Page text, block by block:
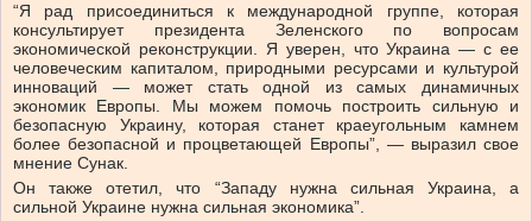
“Я рад присоединиться к международной группе, которая
консультирует президента Зеленского по вопросам
экономической реконструкции. Я уверен, что Украина — с ее
человеческим капиталом, природными ресурсами и культурой
инноваций — может стать одной из самых динамичных
экономик Европы. Мы можем помочь построить сильную и
безопасную Украину, которая станет краеугольным камнем
более безопасной и процветающей Европы”, — выразил свое
мнение Сунак.
Он также отетил, что “Западу нужна сильная Украина, а
сильной Украине нужна сильная экономика”.